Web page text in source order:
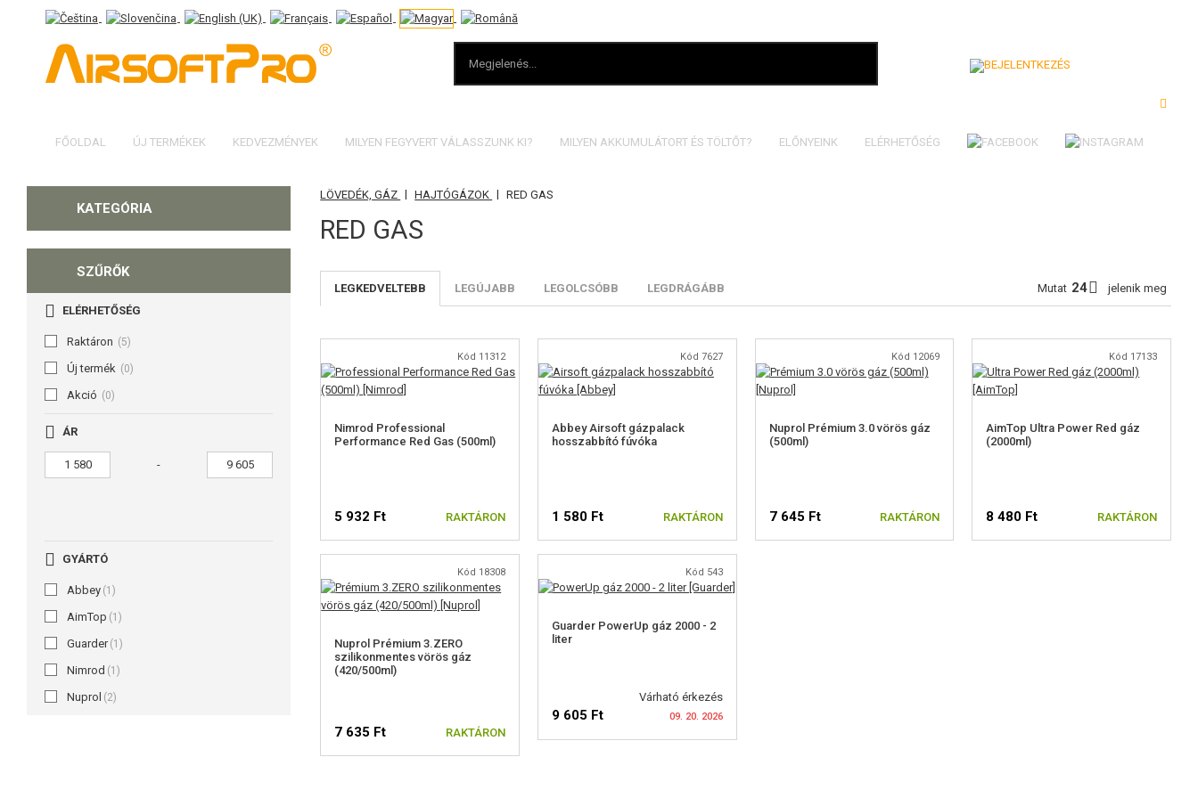
FŐOLDAL ÚJ TERMÉKEK KEDVEZMÉNYEK MILYEN FEGYVERT VÁLASSZUNK KI? MILYEN AKKUMULÁTORT ÉS TÖLTŐT? ELŐNYEINK ELÉRHETŐSÉG
KATEGÓRIA
SZŰRŐK
ELÉRHETŐSÉG
Raktáron (5)
Új termék (0)
Akció (0)
ÁR
-
GYÁRTÓ
Abbey (1)
AimTop (1)
Guarder (1)
Nimrod (1)
Nuprol (2)
LÖVEDÉK, GÁZ | HAJTÓGÁZOK | RED GAS
RED GAS
Mutat jelenik meg
LEGKEDVELTEBB LEGÚJABB LEGOLCSÓBB LEGDRÁGÁBB
Kód 11312
Nimrod Professional
Performance Red Gas (500ml)
5 932 Ft RAKTÁRON
Kód 7627
Abbey Airsoft gázpalack
hosszabbító fúvóka
1 580 Ft RAKTÁRON
Kód 12069
Nuprol Prémium 3.0 vörös gáz
(500ml)
7 645 Ft RAKTÁRON
Kód 17133
AimTop Ultra Power Red gáz
(2000ml)
8 480 Ft RAKTÁRON
Kód 18308
Nuprol Prémium 3.ZERO
szilikonmentes vörös gáz
(420/500ml)
7 635 Ft RAKTÁRON
Kód 543
Guarder PowerUp gáz 2000 - 2
liter
Várható érkezés
9 605 Ft 09. 20. 2026